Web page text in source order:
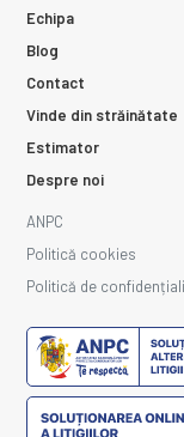
Echipa
Blog
Contact
Vinde din străinătate
Estimator
Despre noi
ANPC
Politică cookies
Politică de